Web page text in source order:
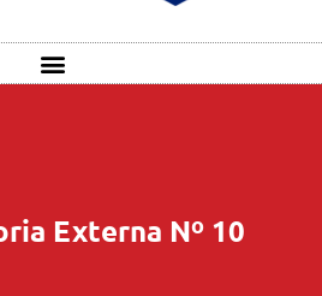
Externa Nº 10